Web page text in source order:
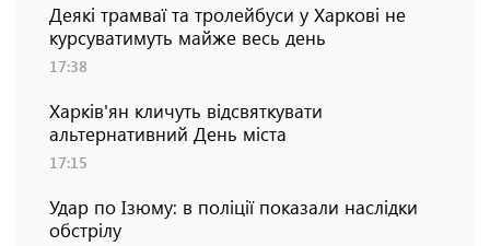
Деякі трамваї та тролейбуси у Харкові не
курсуватимуть майже весь день
17:38
Харків'ян кличуть відсвяткувати
альтернативний День міста
17:15
Удар по Ізюму: в поліції показали наслідки
обстрілу